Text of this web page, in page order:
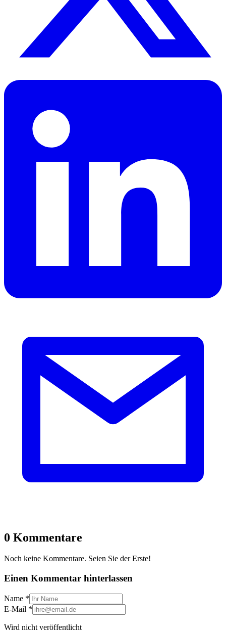
0 Kommentare
Noch keine Kommentare. Seien Sie der Erste!
Einen Kommentar hinterlassen
Name *
E-Mail *
Wird nicht veröffentlicht